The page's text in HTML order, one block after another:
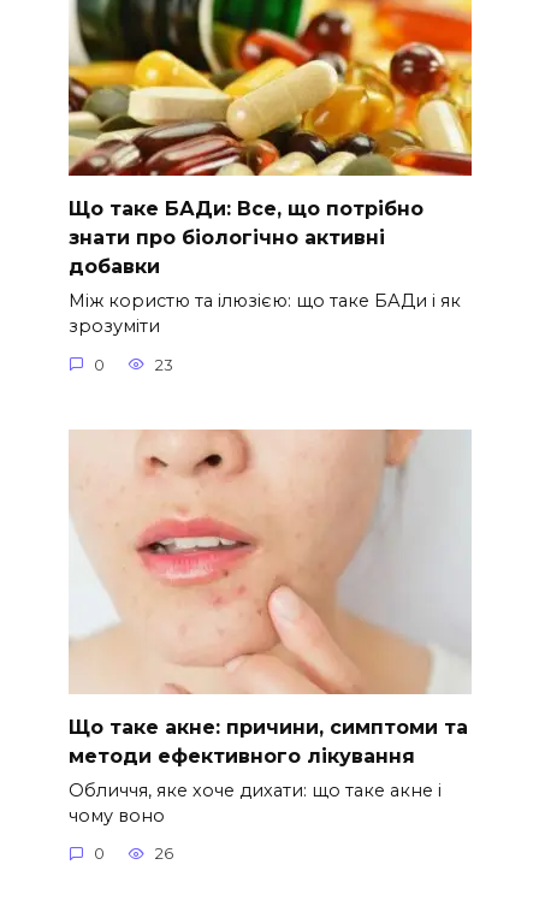
Що таке БАДи: Все, що потрібно
знати про біологічно активні
добавки
Між користю та ілюзією: що таке БАДи і як
зрозуміти
0 23
Що таке акне: причини, симптоми та
методи ефективного лікування
Обличчя, яке хоче дихати: що таке акне і
чому воно
0 26